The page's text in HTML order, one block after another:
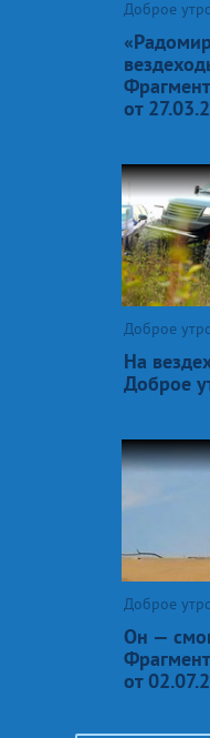
Доброе
от
Доброе
На
Доброе
Доброе
Он —
от